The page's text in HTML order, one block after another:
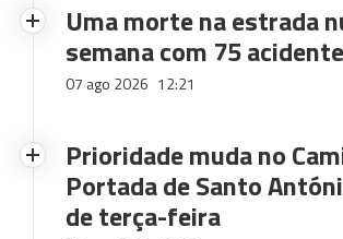
Uma morte na estrada
semana com 75
07 ago 2026 12:21
Prioridade muda no
Portada de Santo
de terça-feira